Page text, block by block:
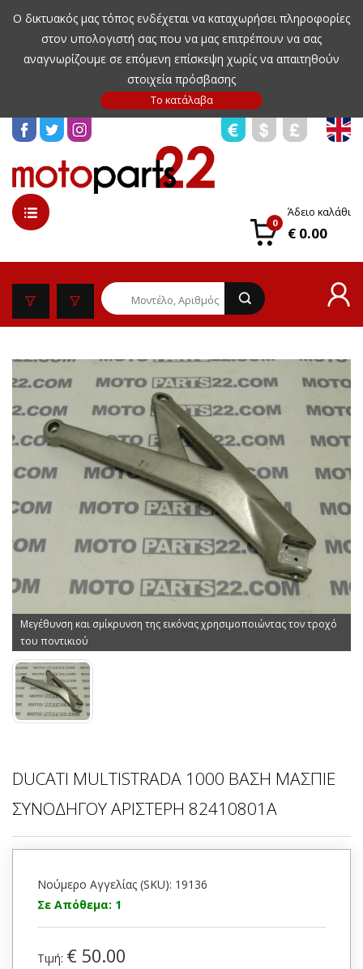
Ο δικτυακός μας τόπος ενδέχεται να καταχωρήσει πληροφορίες
στον υπολογιστή σας που να μας επιτρέπουν να σας
αναγνωρίζουμε σε επόμενη επίσκεψη χωρίς να απαιτηθούν
στοιχεία πρόσβασης
0
Άδειο καλάθι
€ 0.00
Μεγέθυνση και σμίκρυνση της εικόνας χρησιμοποιώντας τον τροχό
του ποντικιού
DUCATI MULTISTRADA 1000 ΒΑΣΗ ΜΑΣΠΙΕ
ΣΥΝΟΔΗΓΟΥ ΑΡΙΣΤΕΡΗ 82410801A
Νούμερο Αγγελίας (SKU): 19136
Σε Απόθεμα: 1
Τιμή: € 50.00